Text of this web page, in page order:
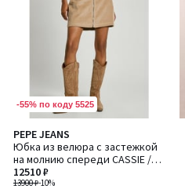
-55% по коду 5525
PEPE JEANS
Юбка из велюра с застежкой
на молнию спереди CASSIE /
КЭССИ
13900 ₽-10%
12510 ₽